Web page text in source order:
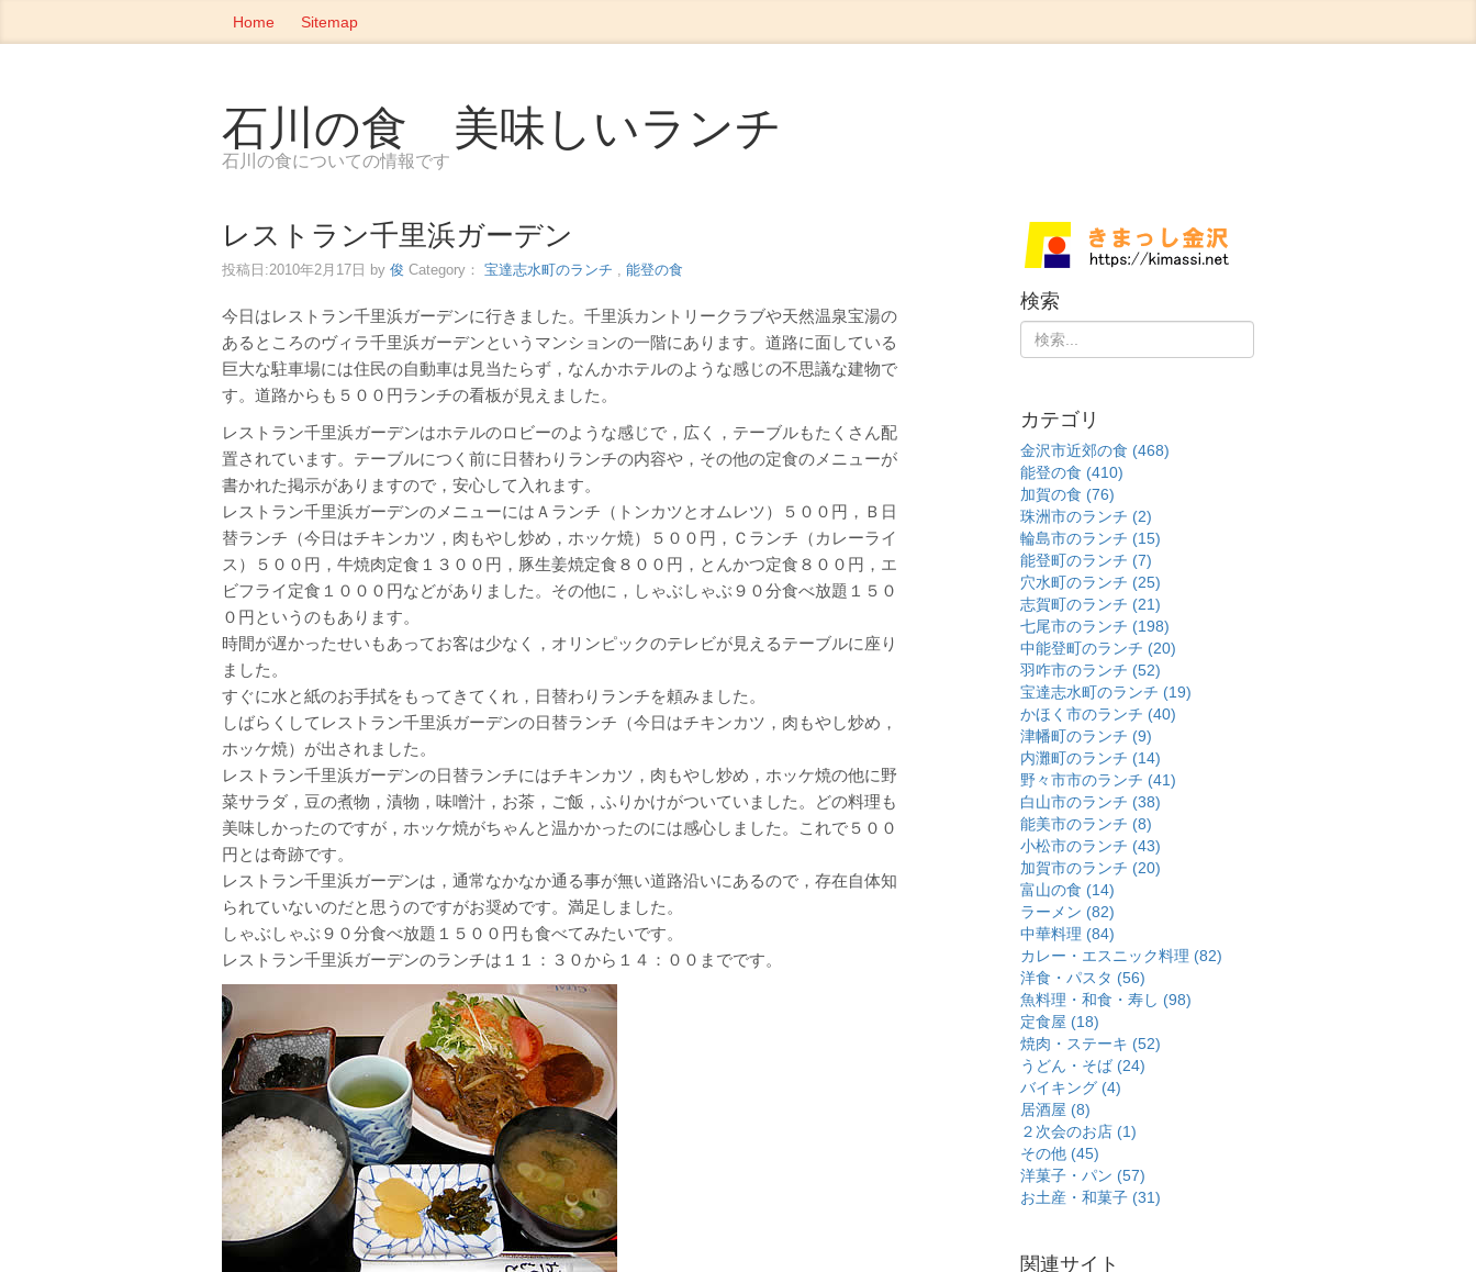
Home Sitemap
石川の食 美味しいランチ
石川の食についての情報です
レストラン千里浜ガーデン
投稿日:2010年2月17日 by 俊 Category： 宝達志水町のランチ , 能登の食
今日はレストラン千里浜ガーデンに行きました。千里浜カントリークラブや天然温泉宝湯の
あるところのヴィラ千里浜ガーデンというマンションの一階にあります。道路に面している
巨大な駐車場には住民の自動車は見当たらず，なんかホテルのような感じの不思議な建物で
す。道路からも５００円ランチの看板が見えました。
レストラン千里浜ガーデンはホテルのロビーのような感じで，広く，テーブルもたくさん配
置されています。テーブルにつく前に日替わりランチの内容や，その他の定食のメニューが
書かれた掲示がありますので，安心して入れます。
レストラン千里浜ガーデンのメニューにはＡランチ（トンカツとオムレツ）５００円，Ｂ日
替ランチ（今日はチキンカツ，肉もやし炒め，ホッケ焼）５００円，Ｃランチ（カレーライ
ス）５００円，牛焼肉定食１３００円，豚生姜焼定食８００円，とんかつ定食８００円，エ
ビフライ定食１０００円などがありました。その他に，しゃぶしゃぶ９０分食べ放題１５０
０円というのもあります。
時間が遅かったせいもあってお客は少なく，オリンピックのテレビが見えるテーブルに座り
ました。
すぐに水と紙のお手拭をもってきてくれ，日替わりランチを頼みました。
しばらくしてレストラン千里浜ガーデンの日替ランチ（今日はチキンカツ，肉もやし炒め，
ホッケ焼）が出されました。
レストラン千里浜ガーデンの日替ランチにはチキンカツ，肉もやし炒め，ホッケ焼の他に野
菜サラダ，豆の煮物，漬物，味噌汁，お茶，ご飯，ふりかけがついていました。どの料理も
美味しかったのですが，ホッケ焼がちゃんと温かかったのには感心しました。これで５００
円とは奇跡です。
レストラン千里浜ガーデンは，通常なかなか通る事が無い道路沿いにあるので，存在自体知
られていないのだと思うのですがお奨めです。満足しました。
しゃぶしゃぶ９０分食べ放題１５００円も食べてみたいです。
レストラン千里浜ガーデンのランチは１１：３０から１４：００までです。
検索
カテゴリ
金沢市近郊の食 (468)
能登の食 (410)
加賀の食 (76)
珠洲市のランチ (2)
輪島市のランチ (15)
能登町のランチ (7)
穴水町のランチ (25)
志賀町のランチ (21)
七尾市のランチ (198)
中能登町のランチ (20)
羽咋市のランチ (52)
宝達志水町のランチ (19)
かほく市のランチ (40)
津幡町のランチ (9)
内灘町のランチ (14)
野々市市のランチ (41)
白山市のランチ (38)
能美市のランチ (8)
小松市のランチ (43)
加賀市のランチ (20)
富山の食 (14)
ラーメン (82)
中華料理 (84)
カレー・エスニック料理 (82)
洋食・パスタ (56)
魚料理・和食・寿し (98)
定食屋 (18)
焼肉・ステーキ (52)
うどん・そば (24)
バイキング (4)
居酒屋 (8)
２次会のお店 (1)
その他 (45)
洋菓子・パン (57)
お土産・和菓子 (31)
関連サイト